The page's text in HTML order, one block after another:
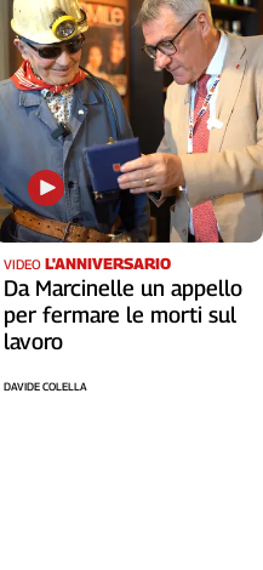
VIDEO L'ANNIVERSARIO
Da Marcinelle un appello
per fermare le morti sul
lavoro
DAVIDE COLELLA